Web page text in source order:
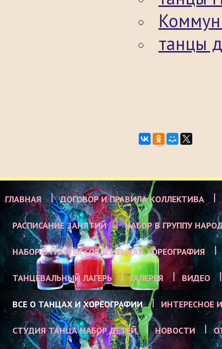
танцы
ГЛАВНАЯ ДОГОВОР И ПРАВИЛА КОЛЛЕКТИВА
РАСПИСАНИЕ ЗАНЯТИЙ НАБОР В ГРУППУ
НАБОР В ГРУППЫ СОВРЕМЕННАЯ ХОРЕОГРАФИЯ
ТАНЦЕВАЛЬНЫЙ ЛАГЕРЬ ГАЛЕРЕЯ ВИДЕО
ВСЕ О ТАНЦАХ И ХОРЕОГРАФИИ ИНТЕРЕСНОЕ
СТУДИЯ ТАНЦА НАБОР ДЕТЕЙ НОВОСТИ